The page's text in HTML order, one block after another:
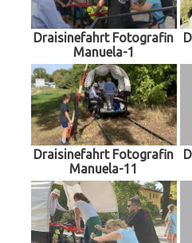
Draisinefahrt Fotografin
Manuela-1
Draisinefahrt Fotografin
Manuela-11